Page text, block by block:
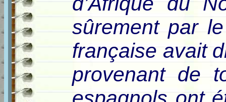
sûrement par
française avait
provenant de